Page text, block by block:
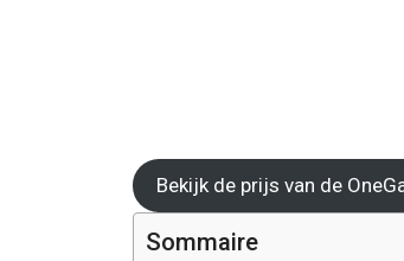
Bekijk de prijs van de
Sommaire